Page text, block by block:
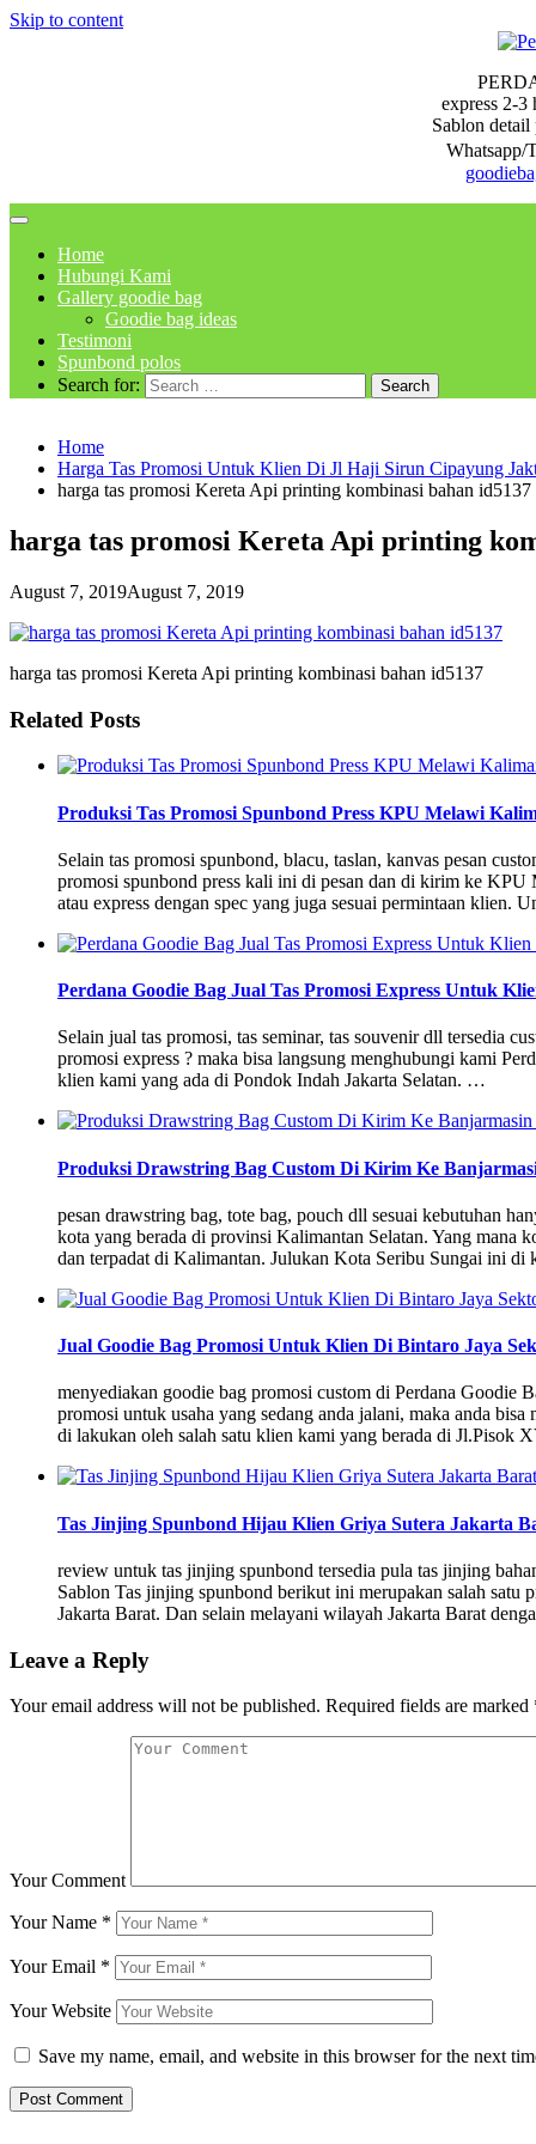
Skip to content
express 2-3
Sablon
Whatsapp/
Home
Hubungi Kami
Gallery goodie bag
Goodie bag ideas
Testimoni
Spunbond polos
Search for:
Home
Harga Tas Promosi Untuk Klien Di Jl Haji Sirun Cipayung
harga tas promosi Kereta Api printing kombinasi bahan id5137
harga tas promosi Kereta Api printing
August 7, 2019August 7, 2019
harga tas promosi Kereta Api printing kombinasi bahan id5137
Related Posts
Produksi Tas Promosi Spunbond Press KPU Melawi
Selain tas promosi spunbond, blacu, taslan, kanvas pesan
promosi spunbond press kali ini di pesan dan di kirim ke
atau express dengan spec yang juga sesuai permintaan klien.
Perdana Goodie Bag Jual Tas Promosi Express Untuk
Selain jual tas promosi, tas seminar, tas souvenir dll tersedia
promosi express ? maka bisa langsung menghubungi kami
klien kami yang ada di Pondok Indah Jakarta Selatan. …
Produksi Drawstring Bag Custom Di Kirim Ke
pesan drawstring bag, tote bag, pouch dll sesuai kebutuhan
kota yang berada di provinsi Kalimantan Selatan. Yang
dan terpadat di Kalimantan. Julukan Kota Seribu Sungai ini
Jual Goodie Bag Promosi Untuk Klien Di Bintaro Jaya
menyediakan goodie bag promosi custom di Perdana Goodie
promosi untuk usaha yang sedang anda jalani, maka anda
di lakukan oleh salah satu klien kami yang berada di Jl.Pisok
Tas Jinjing Spunbond Hijau Klien Griya Sutera Jakarta
review untuk tas jinjing spunbond tersedia pula tas jinjing
Sablon Tas jinjing spunbond berikut ini merupakan salah
Jakarta Barat. Dan selain melayani wilayah Jakarta Barat
Leave a Reply
Your email address will not be published. Required fields are marked
Your Comment
Your Name *
Your Email *
Your Website
Save my name, email, and website in this browser for the next